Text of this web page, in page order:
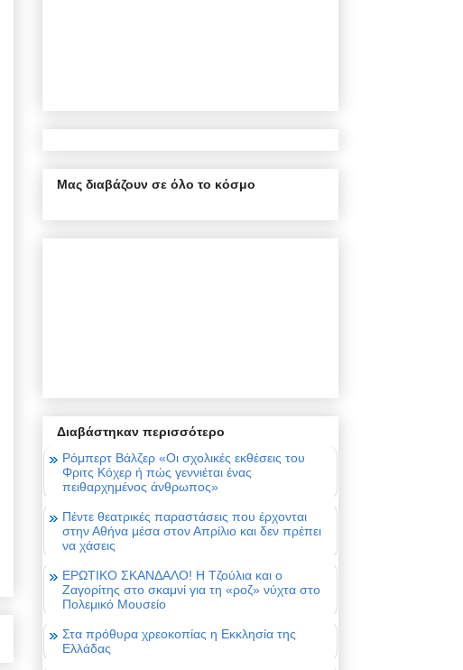
Μας διαβάζουν σε όλο το κόσμο
Διαβάστηκαν περισσότερο
Ρόμπερτ Βάλζερ «Οι σχολικές εκθέσεις του
Φριτς Κόχερ ή πώς γεννιέται ένας
πειθαρχημένος άνθρωπος»
Πέντε θεατρικές παραστάσεις που έρχονται
στην Αθήνα μέσα στον Απρίλιο και δεν πρέπει
να χάσεις
ΕΡΩΤΙΚΟ ΣΚΑΝΔΑΛΟ! Η Τζούλια και ο
Ζαγορίτης στο σκαμνί για τη «ροζ» νύχτα στο
Πολεμικό Μουσείο
Στα πρόθυρα χρεοκοπίας η Εκκλησία της
Ελλάδας